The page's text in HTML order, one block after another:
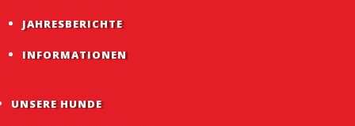
JAHRESBERICHTE
INFORMATIONEN
UNSERE HUNDE